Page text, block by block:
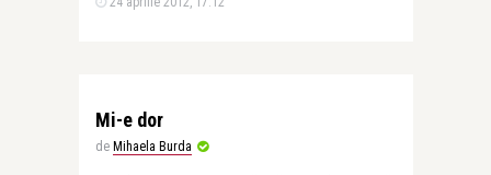
Mi-e dor
de Mihaela Burda